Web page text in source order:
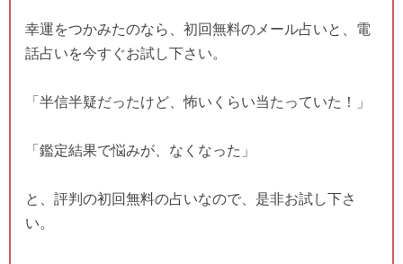
幸運をつかみたのなら、初回無料のメール占いと、電
話占いを今すぐお試し下さい。
「半信半疑だったけど、怖いくらい当たっていた！」
「鑑定結果で悩みが、なくなった」
と、評判の初回無料の占いなので、是非お試し下さ
い。